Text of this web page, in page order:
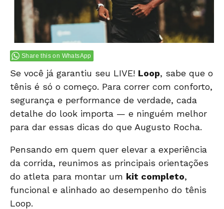
Share this on WhatsApp
Se você já garantiu seu LIVE! Loop, sabe que o
tênis é só o começo. Para correr com conforto,
segurança e performance de verdade, cada
detalhe do look importa — e ninguém melhor
para dar essas dicas do que Augusto Rocha.
Pensando em quem quer elevar a experiência
da corrida, reunimos as principais orientações
do atleta para montar um kit completo,
funcional e alinhado ao desempenho do tênis
Loop.